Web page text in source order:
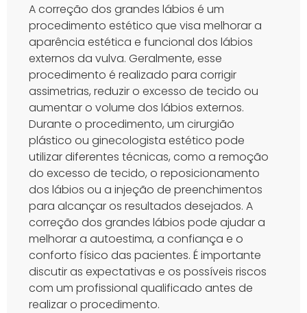
A correção dos grandes lábios é um
procedimento estético que visa melhorar a
aparência estética e funcional dos lábios
externos da vulva. Geralmente, esse
procedimento é realizado para corrigir
assimetrias, reduzir o excesso de tecido ou
aumentar o volume dos lábios externos.
Durante o procedimento, um cirurgião
plástico ou ginecologista estético pode
utilizar diferentes técnicas, como a remoção
do excesso de tecido, o reposicionamento
dos lábios ou a injeção de preenchimentos
para alcançar os resultados desejados. A
correção dos grandes lábios pode ajudar a
melhorar a autoestima, a confiança e o
conforto físico das pacientes. É importante
discutir as expectativas e os possíveis riscos
com um profissional qualificado antes de
realizar o procedimento.